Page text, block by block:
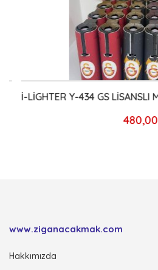
480,00 TL
www.ziganacakmak.com
Hakkımızda